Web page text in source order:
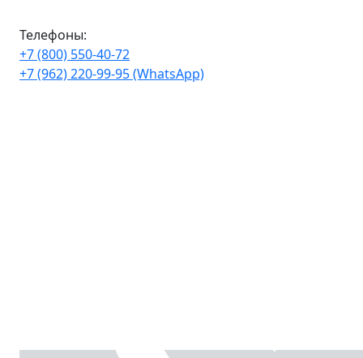
Телефоны:
+7 (800) 550-40-72
+7 (962) 220-99-95 (WhatsApp)